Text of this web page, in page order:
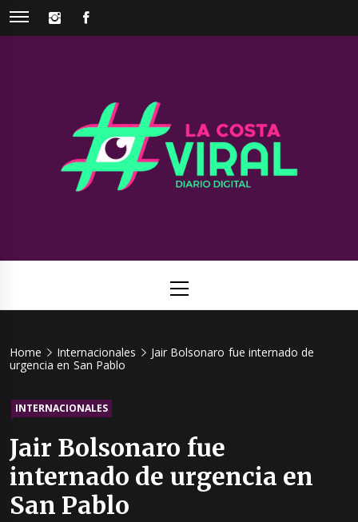
Skip
INSTAGRAM
Viral
Menu
Home Internacionales
Jair Bolsonaro fue internado de
urgencia en San Pablo
INTERNACIONALES
Jair Bolsonaro fue
internado de urgencia en
San Pablo